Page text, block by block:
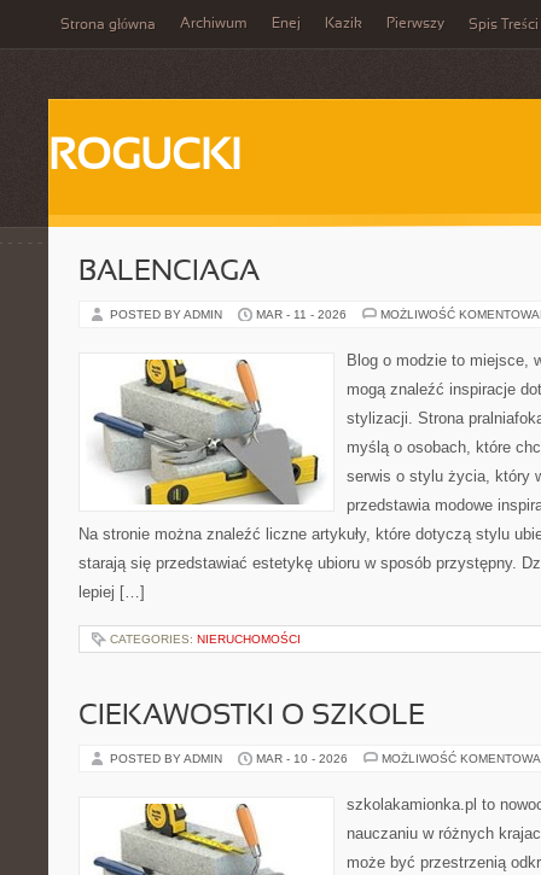
Strona główna Archiwum Enej Kazik Pierwszy Spis Treści
ROGUCKI
BALENCIAGA
POSTED BY ADMIN MAR - 11 - 2026 MOŻLIWOŚĆ
Blog o modzie to miejsce,
mogą znaleźć inspiracje
stylizacji. Strona
myślą o osobach, które
serwis o stylu życia, który
przedstawia modowe
Na stronie można znaleźć liczne artykuły, które dotyczą stylu
starają się przedstawiać estetykę ubioru w sposób przystępny.
lepiej […]
CATEGORIES: NIERUCHOMOŚCI
CIEKAWOSTKI O SZKOLE
POSTED BY ADMIN MAR - 10 - 2026 MOŻLIWOŚĆ
szkolakamionka.pl to
nauczaniu w różnych
może być przestrzenią